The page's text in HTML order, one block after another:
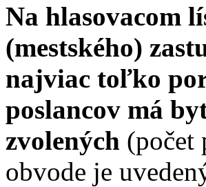
Na hlasovacom
(mestského)
najviac toľko
poslancov má
zvolených (počet
obvode je